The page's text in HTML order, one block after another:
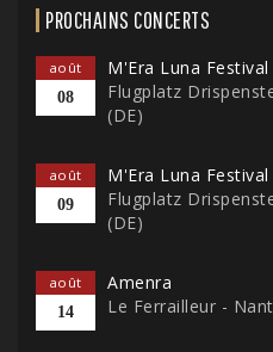
PROCHAINS CONCERTS
août
08
M'Era Luna Festival
Flugplatz
(DE)
août
09
M'Era Luna Festival
Flugplatz
(DE)
août
14
Amenra
Le Ferrailleur -